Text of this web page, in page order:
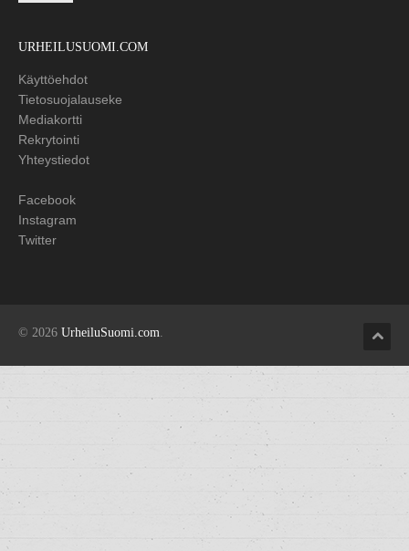
URHEILUSUOMI.COM
Käyttöehdot
Tietosuojalauseke
Mediakortti
Rekrytointi
Yhteystiedot
Facebook
Instagram
Twitter
© 2026 UrheiluSuomi.com